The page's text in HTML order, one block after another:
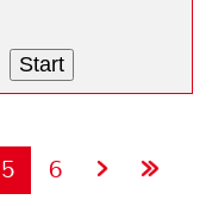
Start
5 6